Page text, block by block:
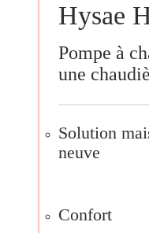
Hysae
Pompe à
une
Solution
neuve
Confort